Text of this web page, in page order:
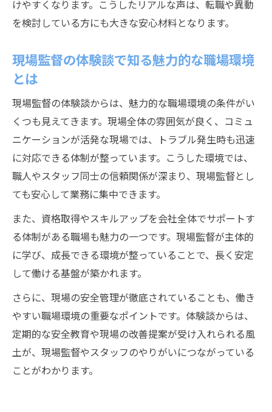
けやすくなります。こうしたリアルな声は、転職や異動
を検討している方にも大きな安心材料となります。
現場監督の体験談で知る魅力的な職場環境
とは
現場監督の体験談からは、魅力的な職場環境の条件がい
くつも見えてきます。現場全体の雰囲気が良く、コミュ
ニケーションが活発な現場では、トラブル発生時も迅速
に対応できる体制が整っています。こうした環境では、
職人やスタッフ同士の信頼関係が深まり、現場監督とし
ても安心して業務に集中できます。
また、資格取得やスキルアップを会社全体でサポートす
る体制がある職場も魅力の一つです。現場監督が主体的
に学び、成長できる環境が整っていることで、長く安定
して働ける基盤が築かれます。
さらに、現場の安全管理が徹底されていることも、働き
やすい職場環境の重要なポイントです。体験談からは、
定期的な安全教育や現場の改善提案が受け入れられる風
土が、現場監督やスタッフのやりがいにつながっている
ことがわかります。